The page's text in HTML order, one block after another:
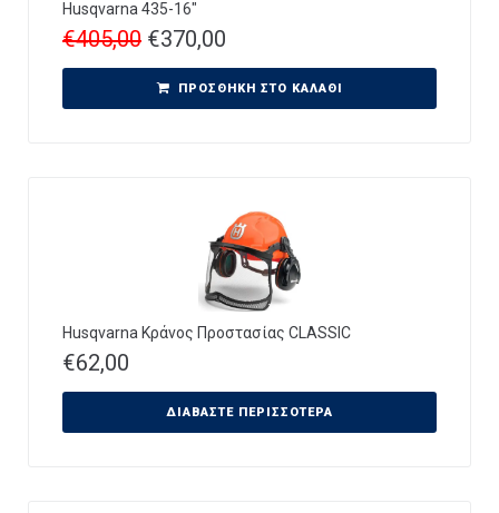
Husqvarna 435-16″
€405,00 €370,00
ΠΡΟΣΘΉΚΗ ΣΤΟ ΚΑΛΆΘΙ
Husqvarna Κράνος Προστασίας CLASSIC
€62,00
ΔΙΑΒΆΣΤΕ ΠΕΡΙΣΣΌΤΕΡΑ